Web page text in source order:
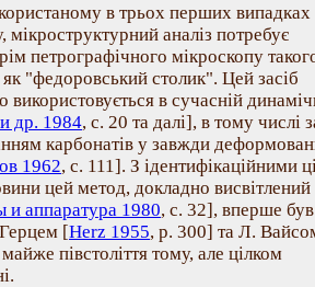
в трьох перших випадках
мікроструктурний аналіз потребує
петрографічного мікроскопу
"федоровський столик". Цей засіб
в сучасній
др. 1984, с. 20 та далі], в тому числі
карбонатів у завжди
1962, с. 111]. З ідентифікаційними
цей метод, докладно висвітлений
и аппаратура 1980, с. 32], вперше був
[Herz 1955, p. 300] та Л.
півстоліття тому, але цілком